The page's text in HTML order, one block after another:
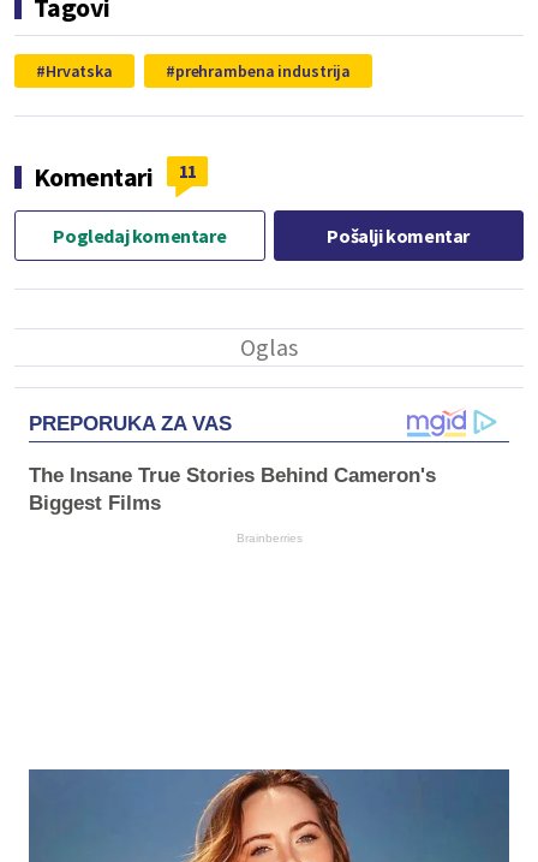
Tagovi
Hrvatska prehrambena industrija
Komentari 11
Pogledaj komentare Pošalji komentar
PREPORUKA ZA VAS
The Insane True Stories Behind Cameron's
Biggest Films
Brainberries